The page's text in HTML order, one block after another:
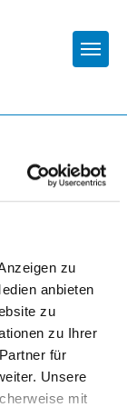
zu
anbieten
zu
zu Ihrer
für
Unsere
mit
DAUN